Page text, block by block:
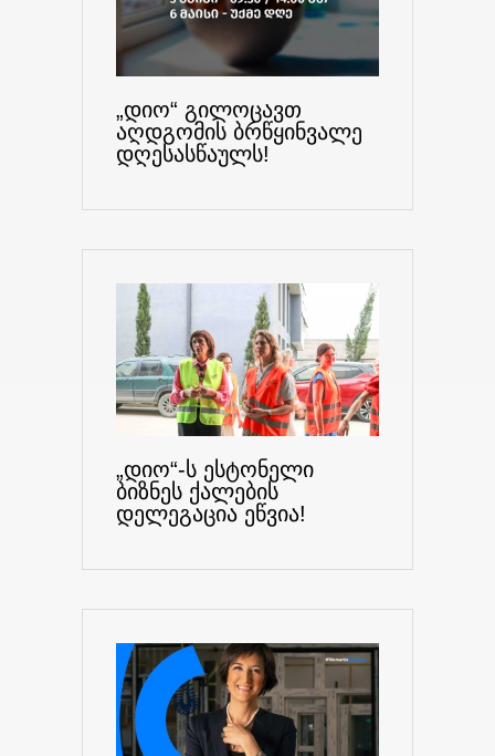
„დიო“ გილოცავთ
აღდგომის ბრწყინვალე
დღესასწაულს!
„დიო“-ს ესტონელი
ბიზნეს ქალების
დელეგაცია ეწვია!